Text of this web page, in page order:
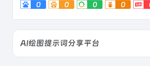
0 0 0 0
AI绘图提示词分享平台